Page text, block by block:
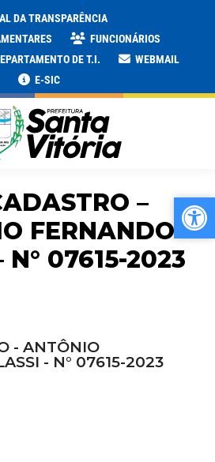
DA TRANSPARÊNCIA
FUNCIONÁRIOS
DE T.I.
WEBMAIL
E-SIC
–
FERNANDO
N° 07615-2023
- ANTÔNIO
- N° 07615-2023